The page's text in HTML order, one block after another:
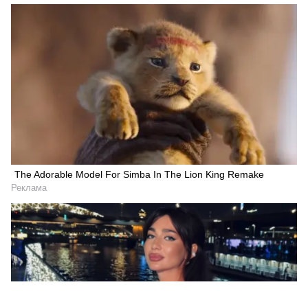
The Adorable Model For Simba In The Lion King Remake
Реклама